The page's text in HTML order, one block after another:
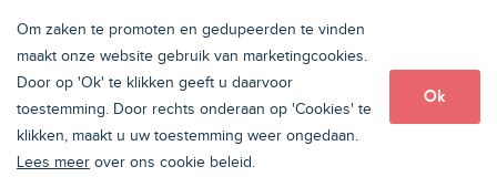
Om zaken te promoten en gedupeerden te vinden
maakt onze website gebruik van marketingcookies.
Door op 'Ok' te klikken geeft u daarvoor
toestemming. Door rechts onderaan op 'Cookies' te
klikken, maakt u uw toestemming weer ongedaan.
Lees meer over ons cookie beleid.
Ok